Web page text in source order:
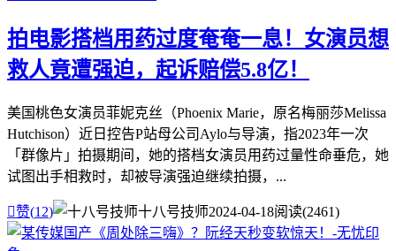
拍电影搭档用药过度奄奄一息！女演员想
救人竟遭强迫，起诉赔偿5.8亿！
美国桃色女演员菲妮克丝（Phoenix Marie，原名梅丽莎Melissa
Hutchison）近日控告P站母公司Aylo与导演，指2023年一次
「群像片」拍摄期间，她的搭档女演员用药过量性命垂危，她
试图出手相救时，却被导演强迫继续拍摄，...
赞(12) 十八号技师2024-04-18阅读(2461)